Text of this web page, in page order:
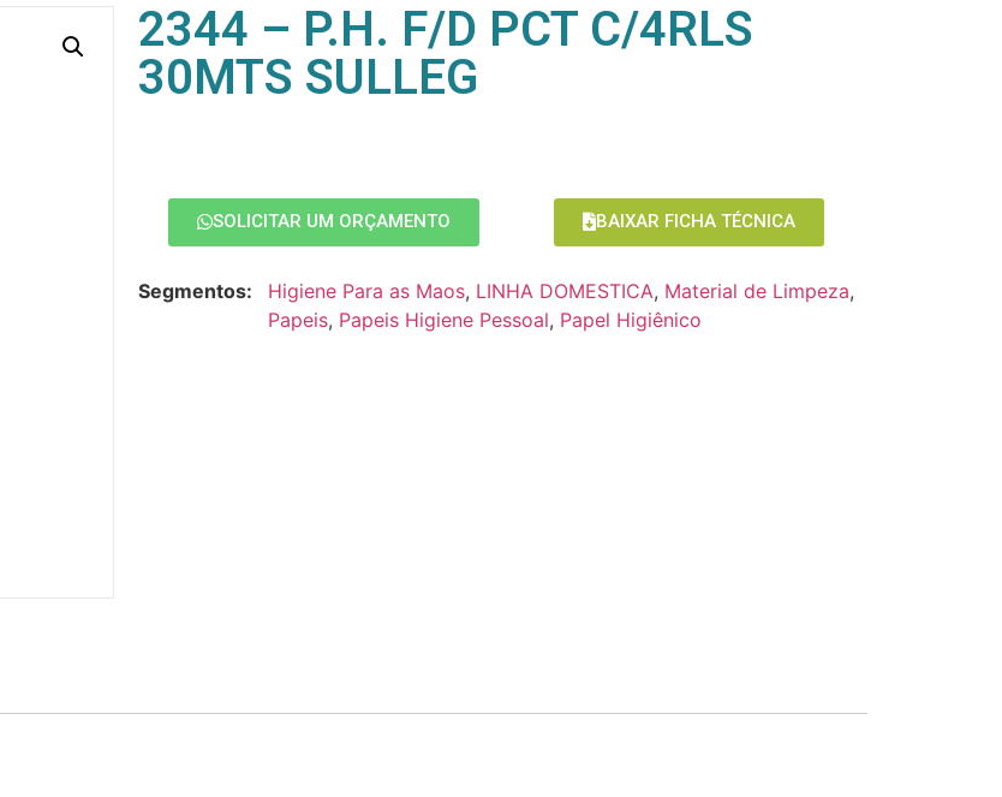
2344 – P.H. F/D PCT C/4RLS
30MTS SULLEG
SOLICITAR UM ORÇAMENTO BAIXAR FICHA TÉCNICA
Segmentos: Higiene Para as Maos, LINHA DOMESTICA, Material de Limpeza,
Papeis, Papeis Higiene Pessoal, Papel Higiênico